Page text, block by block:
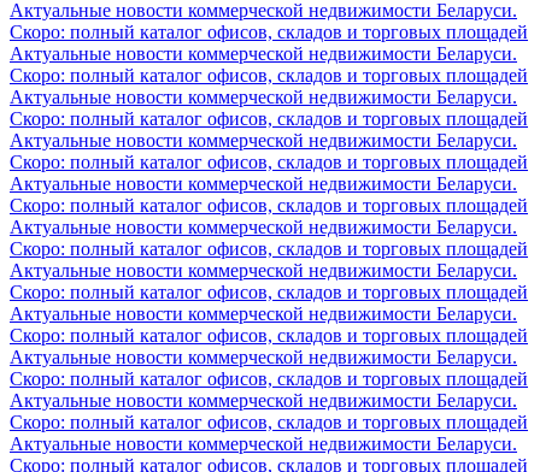
Актуальные новости коммерческой недвижимости Беларуси.
Скоро: полный каталог офисов, складов и торговых площадей
Актуальные новости коммерческой недвижимости Беларуси.
Скоро: полный каталог офисов, складов и торговых площадей
Актуальные новости коммерческой недвижимости Беларуси.
Скоро: полный каталог офисов, складов и торговых площадей
Актуальные новости коммерческой недвижимости Беларуси.
Скоро: полный каталог офисов, складов и торговых площадей
Актуальные новости коммерческой недвижимости Беларуси.
Скоро: полный каталог офисов, складов и торговых площадей
Актуальные новости коммерческой недвижимости Беларуси.
Скоро: полный каталог офисов, складов и торговых площадей
Актуальные новости коммерческой недвижимости Беларуси.
Скоро: полный каталог офисов, складов и торговых площадей
Актуальные новости коммерческой недвижимости Беларуси.
Скоро: полный каталог офисов, складов и торговых площадей
Актуальные новости коммерческой недвижимости Беларуси.
Скоро: полный каталог офисов, складов и торговых площадей
Актуальные новости коммерческой недвижимости Беларуси.
Скоро: полный каталог офисов, складов и торговых площадей
Актуальные новости коммерческой недвижимости Беларуси.
Скоро: полный каталог офисов, складов и торговых площадей